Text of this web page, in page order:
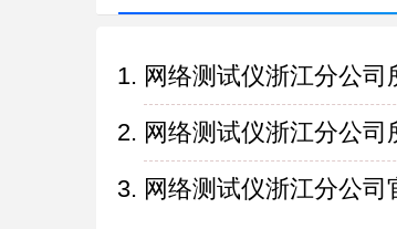
网络测试仪浙江分公
网络测试仪浙江分公司
网络测试仪浙江分公